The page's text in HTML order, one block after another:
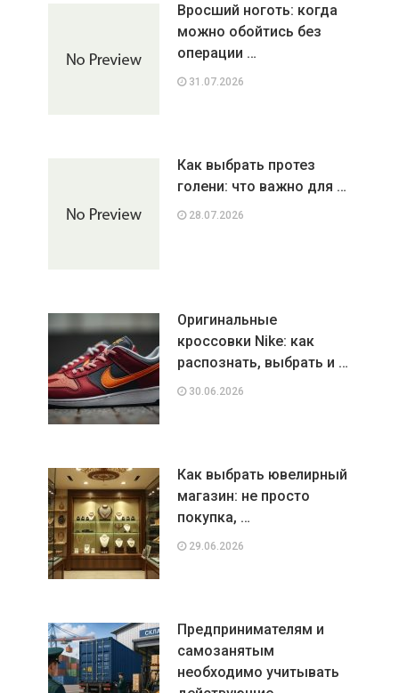
Вросший ноготь: когда
можно обойтись без
операции …
31.07.2026
Как выбрать протез
голени: что важно для …
28.07.2026
Оригинальные
кроссовки Nike: как
распознать, выбрать и …
30.06.2026
Как выбрать ювелирный
магазин: не просто
покупка, …
29.06.2026
Предпринимателям и
самозанятым
необходимо учитывать